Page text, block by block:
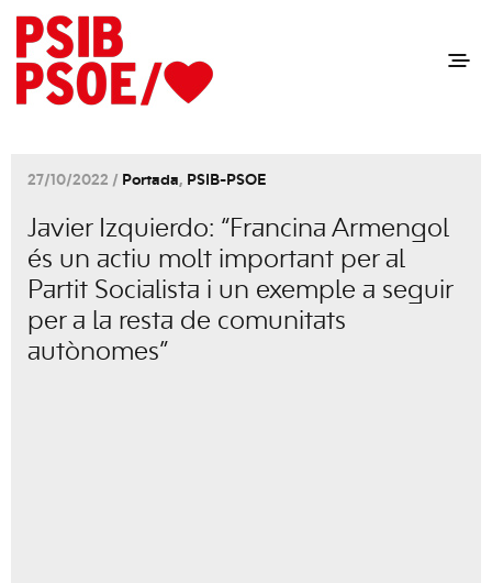
27/10/2022 / Portada, PSIB-PSOE
Javier Izquierdo: “Francina Armengol
és un actiu molt important per al
Partit Socialista i un exemple a seguir
per a la resta de comunitats
autònomes”